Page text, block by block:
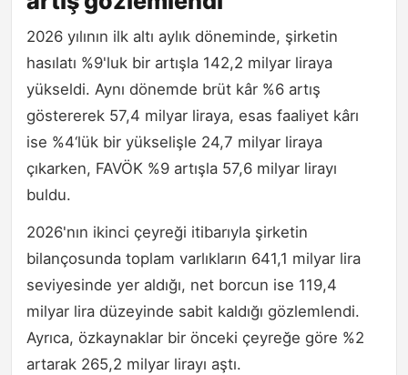
2026 yılının ilk altı aylık döneminde, şirketin
hasılatı %9'luk bir artışla 142,2 milyar liraya
yükseldi. Aynı dönemde brüt kâr %6 artış
göstererek 57,4 milyar liraya, esas faaliyet kârı
ise %4‘lük bir yükselişle 24,7 milyar liraya
çıkarken, FAVÖK %9 artışla 57,6 milyar lirayı
buldu.
2026'nın ikinci çeyreği itibarıyla şirketin
bilançosunda toplam varlıkların 641,1 milyar lira
seviyesinde yer aldığı, net borcun ise 119,4
milyar lira düzeyinde sabit kaldığı gözlemlendi.
Ayrıca, özkaynaklar bir önceki çeyreğe göre %2
artarak 265,2 milyar lirayı aştı.